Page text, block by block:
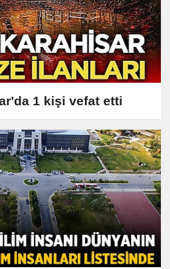
1 kişi vefat etti